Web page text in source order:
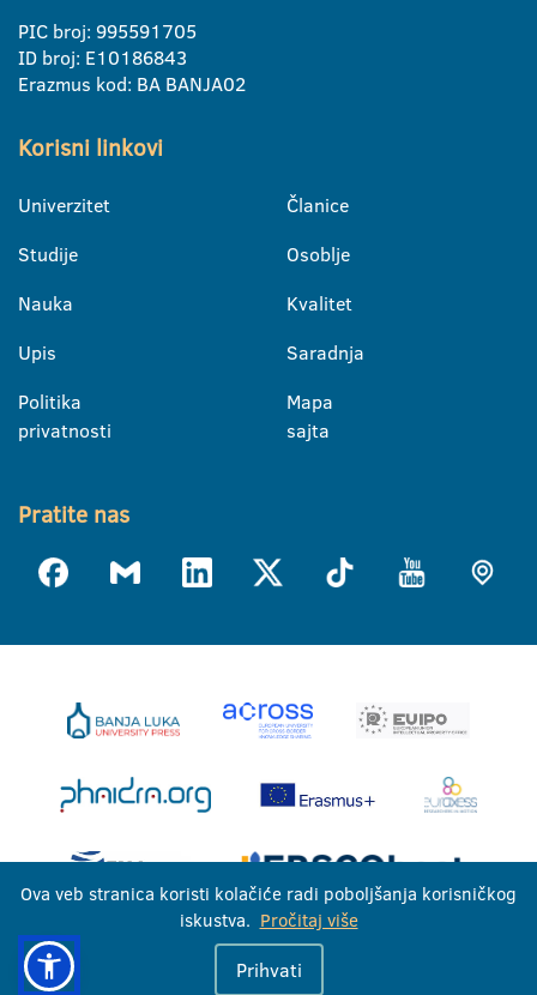
PIC broj: 995591705
ID broj: E10186843
Erazmus kod: BA BANJA02
Korisni linkovi
Univerzitet
Studije
Nauka
Upis
Politika
privatnosti
Članice
Osoblje
Kvalitet
Saradnja
Mapa
sajta
Pratite nas
Univerzitet u Banjoj Luci © 2026
Ova veb stranica koristi kolačiće radi poboljšanja korisničkog
iskustva. Pročitaj više
Prihvati